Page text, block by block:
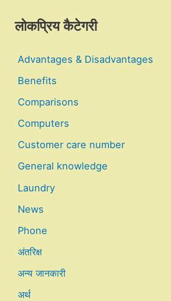
लोकप्रिय कैटेगरी
Advantages & Disadvantages
Benefits
Comparisons
Computers
Customer care number
General knowledge
Laundry
News
Phone
अंतरिक्ष
अन्य जानकारी
अर्थ